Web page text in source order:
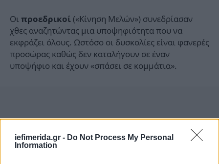
iefimerida.gr - Do Not Process My Personal
Information
Οι προεδρικοί («Κίνηση Μελών») συνεδρίασαν
χθες αναζητώντας μια υποψηφιότητα που να
εκφράζει όλους. Ωστόσο οι δυσκολίες είναι φανερές
προσώρας καθώς δεν καταλήγουν σε έναν
υποψήφιο και έχουν «σπάσει σε κομμάτια».